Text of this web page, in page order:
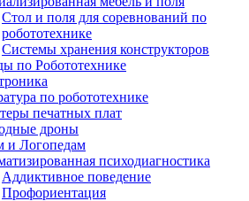
Стол и поля для соревнований по
робототехнике
Системы хранения конструкторов
по Робототехнике
по робототехнике
печатных плат
дроны
и Логопедам
психодиагностика
Аддиктивное поведение
Профориентация